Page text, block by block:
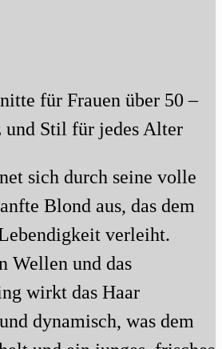
sich durch seine volle
Blond aus, das dem
verleiht.
Wellen und das
wirkt das Haar
dynamisch, was dem